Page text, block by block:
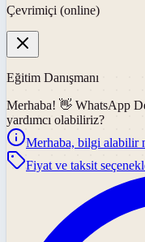
Çevrimiçi (online)
Eğitim Danışmanı
Merhaba! 👋 WhatsApp
yardımcı olabiliriz?
Merhaba, bilgi alabilir
Fiyat ve taksit